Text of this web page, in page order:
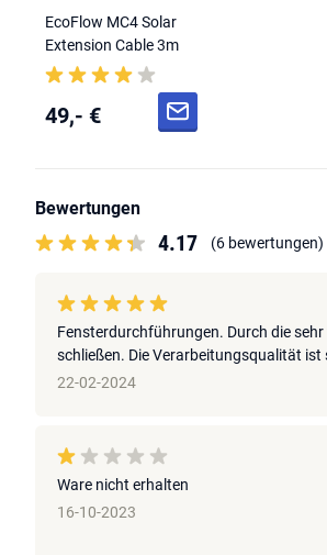
EcoFlow MC4 Solar
Extension Cable 3m
49,- €
Bewertungen
4.17 (6 bewertungen)
Fensterdurchführungen. Durch die
schließen. Die Verarbeitungsqualität ist
22-02-2024
Ware nicht erhalten
16-10-2023